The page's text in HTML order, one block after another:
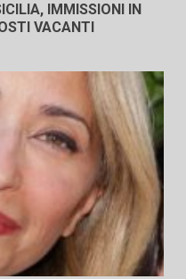
IMMISSIONI IN
VACANTI